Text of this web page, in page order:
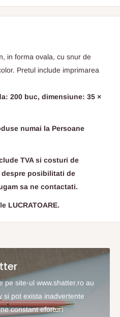
in forma ovala, cu snur de
Pretul include imprimarea
200 buc, dimensiune: 35 ×
numai la Persoane
TVA si costuri de
despre posibilitati de
sa ne contactati.
LUCRATOARE.
pe site-ul www.shatter.ro au
si pot exista inadvertente
constant eforturi